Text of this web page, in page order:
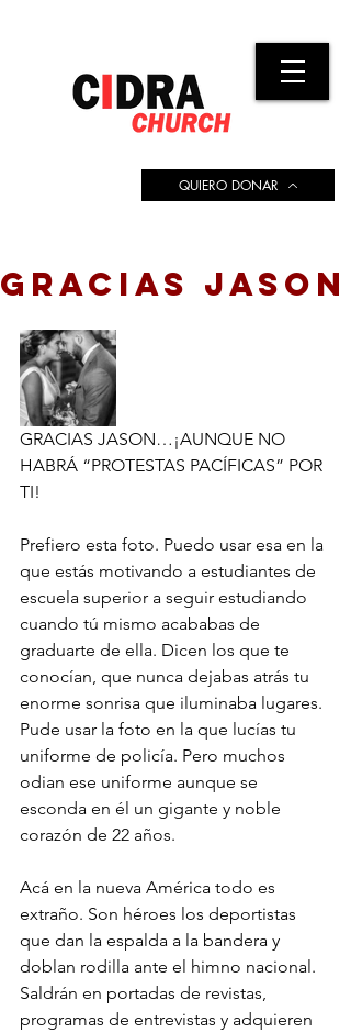
QUIERO DONAR
GRACIAS JASON
GRACIAS JASON…¡AUNQUE NO
HABRÁ “PROTESTAS PACÍFICAS” POR
TI!
Prefiero esta foto. Puedo usar esa en la
que estás motivando a estudiantes de
escuela superior a seguir estudiando
cuando tú mismo acababas de
graduarte de ella. Dicen los que te
conocían, que nunca dejabas atrás tu
enorme sonrisa que iluminaba lugares.
Pude usar la foto en la que lucías tu
uniforme de policía. Pero muchos
odian ese uniforme aunque se
esconda en él un gigante y noble
corazón de 22 años.
Acá en la nueva América todo es
extraño. Son héroes los deportistas
que dan la espalda a la bandera y
doblan rodilla ante el himno nacional.
Saldrán en portadas de revistas,
programas de entrevistas y adquieren